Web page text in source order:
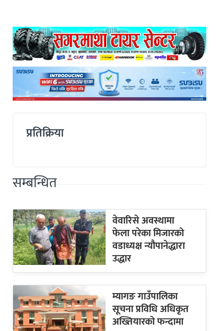
प्रतिक्रिया
सम्बन्धित
वेवारिसे अवस्थामा
फेला परेका मिजारको
वडाध्यक्ष न्यौपानेद्धारा
उद्धार
म्यागङ गाउँपालिका
सूचना प्रविधि अधिकृत
अख्तियारको फन्दामा